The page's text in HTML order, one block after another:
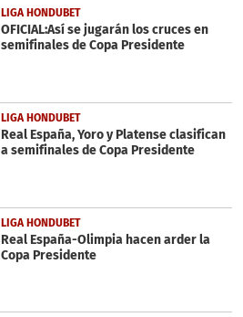
LIGA HONDUBET
OFICIAL:Así se jugarán los cruces en
semifinales de Copa Presidente
LIGA HONDUBET
Real España, Yoro y Platense clasifican
a semifinales de Copa Presidente
LIGA HONDUBET
Real España-Olimpia hacen arder la
Copa Presidente